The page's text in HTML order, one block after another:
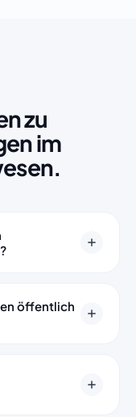
zu
im
erscheinen auf
der
täglich
die zu
öffentlich
in